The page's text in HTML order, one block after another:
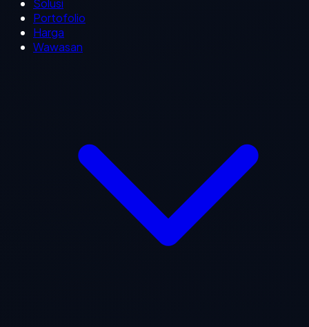
Solusi
Portofolio
Harga
Wawasan